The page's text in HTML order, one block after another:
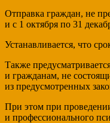
Отправка граждан, не
и с 1 октября по 31
Устанавливается, что
Также
и гражданам, не
из предусмотренных
При этом при
и профессионального